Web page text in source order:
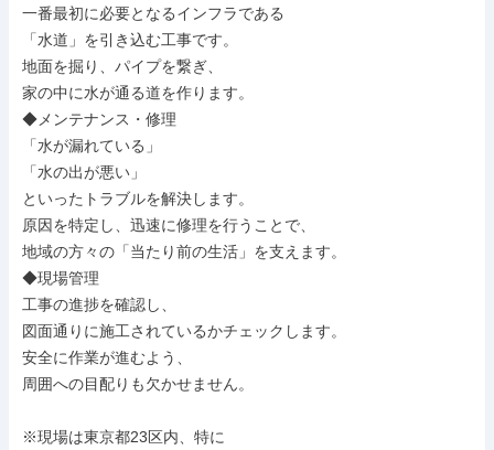
一番最初に必要となるインフラである
「水道」を引き込む工事です。
地面を掘り、パイプを繋ぎ、
家の中に水が通る道を作ります。
◆メンテナンス・修理
「水が漏れている」
「水の出が悪い」
といったトラブルを解決します。
原因を特定し、迅速に修理を行うことで、
地域の方々の「当たり前の生活」を支えます。
◆現場管理
工事の進捗を確認し、
図面通りに施工されているかチェックします。
安全に作業が進むよう、
周囲への目配りも欠かせません。
※現場は東京都23区内、特に